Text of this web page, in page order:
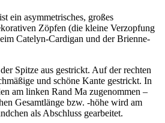
ein asymmetrisches, großes
Zöpfen (die kleine Verzopfung
Catelyn-Cardigan und der Brienne-
Spitze aus gestrickt. Auf der rechten
und schöne Kante gestrickt. In
am linken Rand Ma zugenommen –
Gesamtlänge bzw. -höhe wird am
als Abschluss gearbeitet.